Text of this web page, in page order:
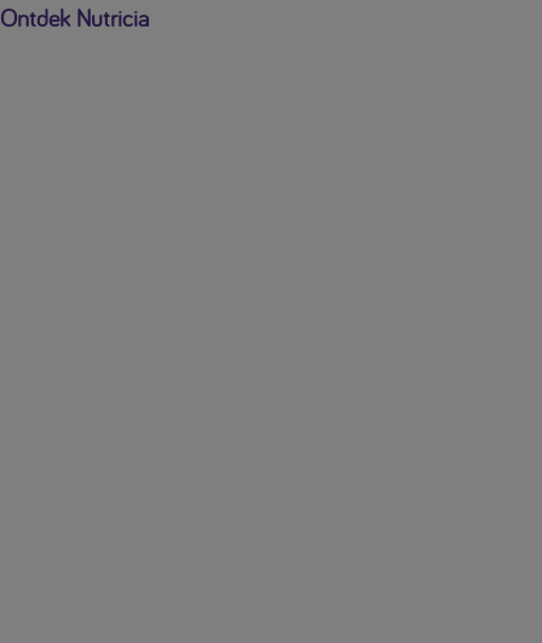
Ontdek Nutricia